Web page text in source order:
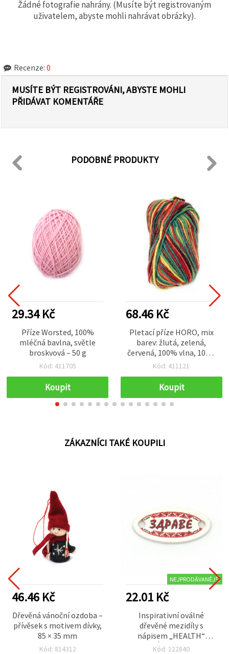
Žádné fotografie nahrány. (Musíte být registrovaným
uživatelem, abyste mohli nahrávat obrázky).
Recenze: 0
MUSÍTE BÝT REGISTROVÁNI, ABYSTE MOHLI
PŘIDÁVAT KOMENTÁŘE
PODOBNÉ PRODUKTY
29.34 Kč
Příze Worsted, 100%
mléčná bavlna, světle
broskvová – 50 g
Kód: 411705
Koupit
68.46 Kč
Pletací příze HORO, mix
barev: žlutá, zelená,
červená, 100% vlna, 100 g
– 130 m, na oblečení,
Kód: 411121
Koupit
ZÁKAZNÍCI TAKÉ KOUPILI
46.46 Kč
Dřevěná vánoční ozdoba –
přívěsek s motivem dívky,
85 × 35 mm
Kód: 814312
NEJPRODÁVANĚJŠÍ
22.01 Kč
Inspirativní oválné
dřevěné mezidíly s
nápisem „HEALTH“
(ZDRAVÍ), 27×13×2 mm,
Kód: 122840